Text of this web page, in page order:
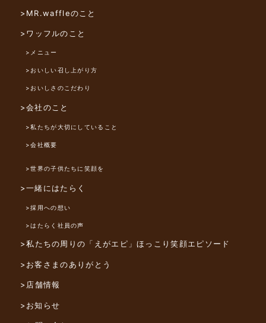
>MR.waffleのこと
>ワッフルのこと
>メニュー
>おいしい召し上がり方
>おいしさのこだわり
>会社のこと
>私たちが大切にしていること
>会社概要
>世界の子供たちに笑顔を
>一緒にはたらく
>採用への想い
>はたらく社員の声
>私たちの周りの「えがエピ」ほっこり笑顔エピソード
>お客さまのありがとう
>店舗情報
>お知らせ